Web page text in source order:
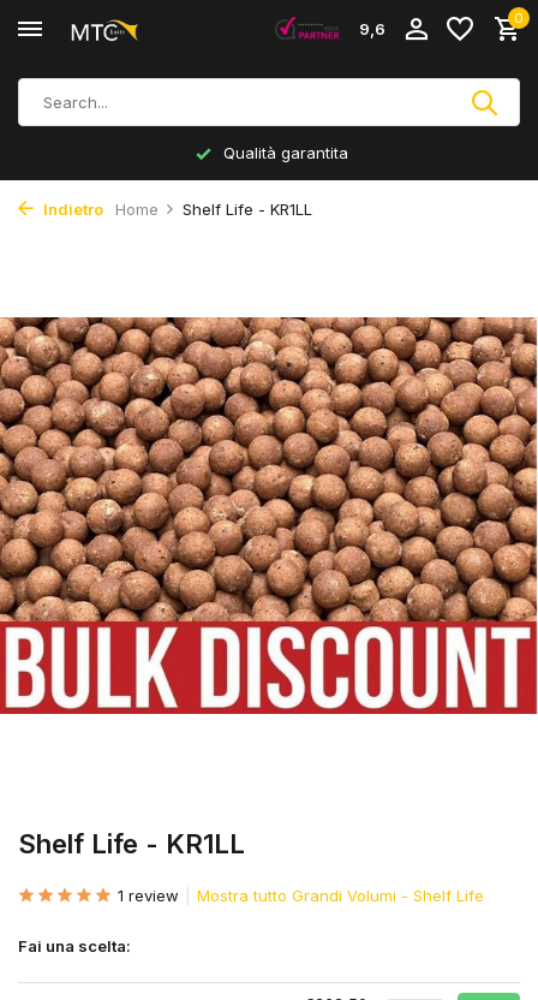
9,6
0
Qualità garantita
Indietro Home Shelf Life - KR1LL
Shelf Life - KR1LL
1 review Mostra tutto Grandi Volumi - Shelf Life
Fai una scelta: